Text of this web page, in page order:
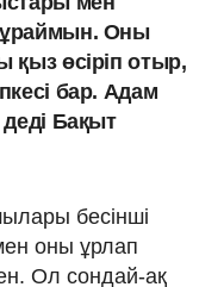
Оны
қыз өсіріп отыр,
бар. Адам
Бақыт
бесінші
оны ұрлап
Ол сондай-ақ